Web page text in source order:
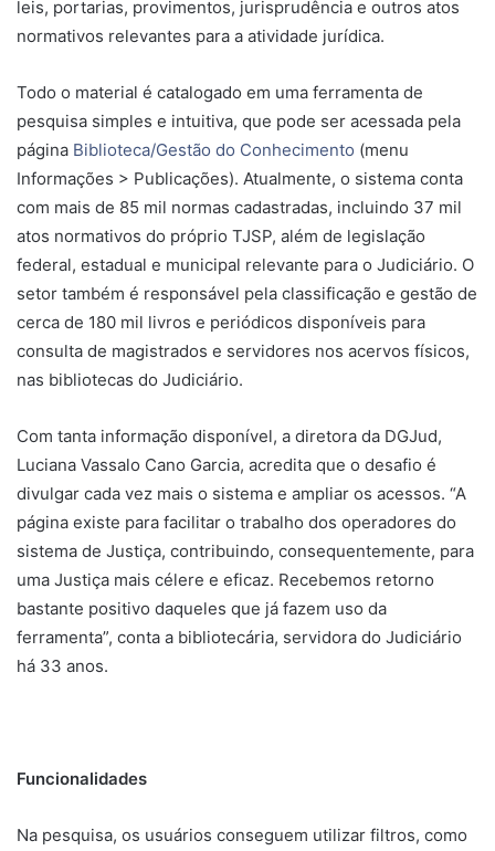
leis, portarias, provimentos, jurisprudência e outros atos
normativos relevantes para a atividade jurídica.
Todo o material é catalogado em uma ferramenta de
pesquisa simples e intuitiva, que pode ser acessada pela
página Biblioteca/Gestão do Conhecimento (menu
Informações > Publicações). Atualmente, o sistema conta
com mais de 85 mil normas cadastradas, incluindo 37 mil
atos normativos do próprio TJSP, além de legislação
federal, estadual e municipal relevante para o Judiciário. O
setor também é responsável pela classificação e gestão de
cerca de 180 mil livros e periódicos disponíveis para
consulta de magistrados e servidores nos acervos físicos,
nas bibliotecas do Judiciário.
Com tanta informação disponível, a diretora da DGJud,
Luciana Vassalo Cano Garcia, acredita que o desafio é
divulgar cada vez mais o sistema e ampliar os acessos. “A
página existe para facilitar o trabalho dos operadores do
sistema de Justiça, contribuindo, consequentemente, para
uma Justiça mais célere e eficaz. Recebemos retorno
bastante positivo daqueles que já fazem uso da
ferramenta”, conta a bibliotecária, servidora do Judiciário
há 33 anos.
Funcionalidades
Na pesquisa, os usuários conseguem utilizar filtros, como